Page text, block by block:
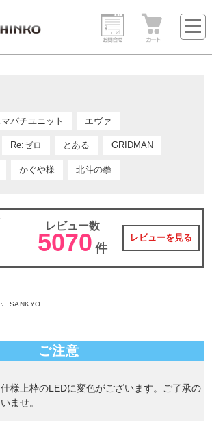
マパチユニット エヴァ
Re:ゼロ とある GRIDMAN
かぐや様 北斗の拳
レビュー数
5070 件
レビューを見る
SANKYO
ご注意
様上枠のLEDに変色がございます。ご了承の
ませ。